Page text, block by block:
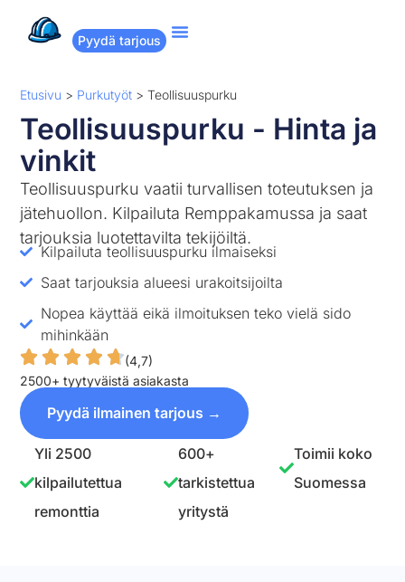
Pyydä tarjous
Etusivu > Purkutyöt >Teollisuuspurku
Teollisuuspurku - Hinta ja
vinkit
Teollisuuspurku vaatii turvallisen toteutuksen ja
jätehuollon. Kilpailuta Remppakamussa ja saat
tarjouksia luotettavilta tekijöiltä.
Kilpailuta teollisuuspurku ilmaiseksi
Saat tarjouksia alueesi urakoitsijoilta
Nopea käyttää eikä ilmoituksen teko vielä sido
mihinkään
(4,7)
2500+ tyytyväistä asiakasta
Pyydä ilmainen tarjous →
Yli 2500
kilpailutettua
remonttia
600+
tarkistettua
yritystä
Toimii koko
Suomessa